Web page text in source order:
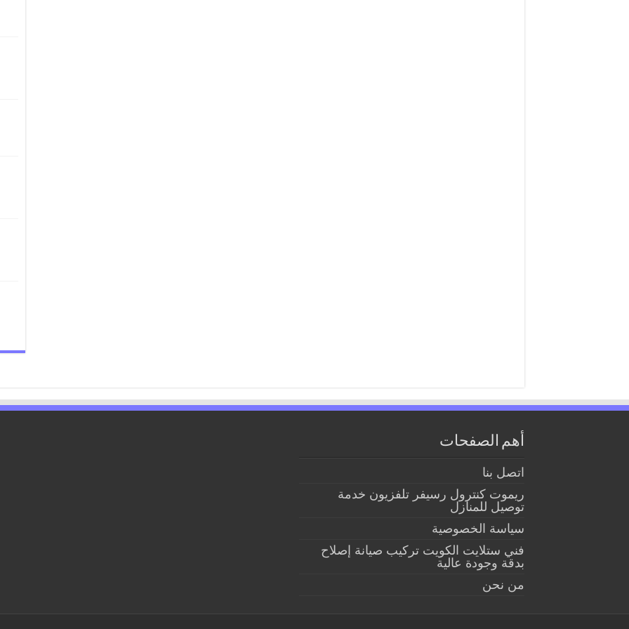
أهم الصفحات
اتصل بنا
ريموت كنترول رسيفر تلفزيون خدمة
توصيل للمنازل
سياسة الخصوصية
فني ستلايت الكويت تركيب صيانة إصلاح
بدقة وجودة عالية
من نحن